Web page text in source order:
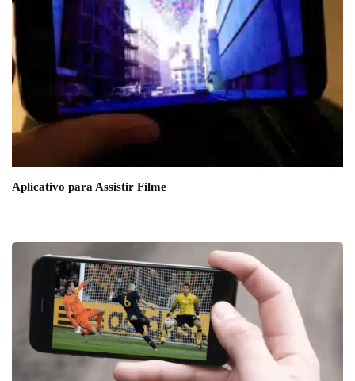
Aplicativo para Assistir Filme